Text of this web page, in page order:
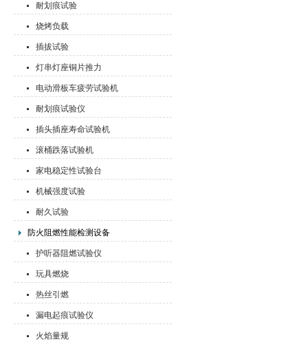
耐划痕试验
烧烤负载
插拔试验
灯串灯座铜片推力
电动滑板车疲劳试验机
耐划痕试验仪
插头插座寿命试验机
滚桶跌落试验机
家电稳定性试验台
机械强度试验
耐久试验
防火阻燃性能检测设备
护听器阻燃试验仪
玩具燃烧
热丝引燃
漏电起痕试验仪
火焰量规